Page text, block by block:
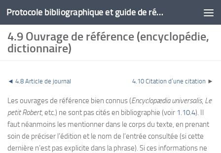
Protocole bibliographique et guide de rédaction
4.9 Ouvrage de référence (encyclopédie,
dictionnaire)
◄ 4.8 Article de journal 4.10 Citation d’une citation ►
Les ouvrages de référence bien connus (Encyclopædia universalis, Le
petit Robert, etc.) ne sont pas cités en bibliographie (voir 1.10.4). Il
faut néanmoins les mentionner dans le corps du texte, en prenant
soin de préciser l’édition et le nom de l’entrée consultée (si cette
dernière n’est pas explicite dans la phrase). Si ces informations ne